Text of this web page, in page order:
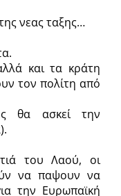
νεας ταξης…
και τα κράτη
τον πολίτη από
θα ασκεί την
του Λαού, οι
να παψουν να
την Ευρωπαϊκή